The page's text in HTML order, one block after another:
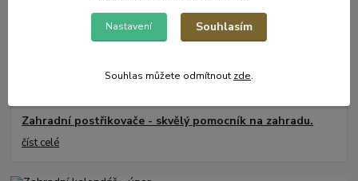
Zahradní postřikovače - skvělý pomocník na zahradu.
číst celé
Nastavení Souhlasím
Souhlas můžete odmítnout zde.